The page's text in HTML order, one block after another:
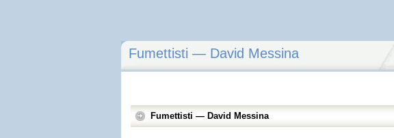
Fumettisti — David Messina
Fumettisti — David Messina